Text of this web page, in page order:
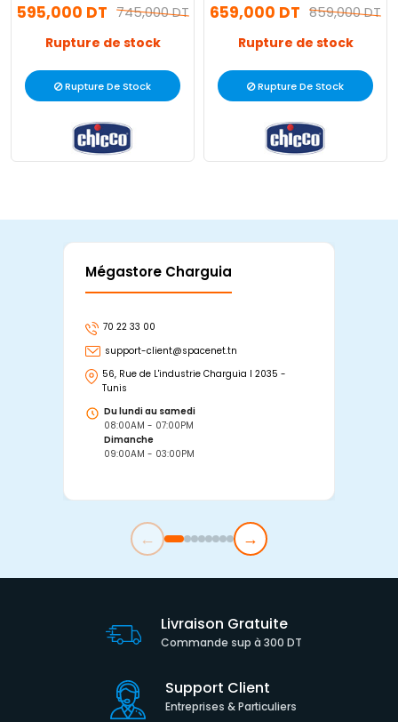
745,000 DT
595,000 DT
Rupture de stock
Rupture De Stock
859,000 DT
659,000 DT
Rupture de stock
Rupture De Stock
Mégastore Charguia
70 22 33 00
support-client@spacenet.tn
56, Rue de L'industrie Charguia I 2035 -
Tunis
Du lundi au samedi
08:00AM - 07:00PM
Dimanche
09:00AM - 03:00PM
← →
Livraison Gratuite
Commande sup à 300 DT
Support Client
Entreprises & Particuliers